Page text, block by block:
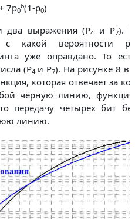
7p0
6(1-p0)
два выражения (P4 и P7).
с какой вероятности p0
уже оправдано. То
(P4 и P7). На рисунке 8
которая отвечает за
чёрную линию,
передачу четырёх бит
линию.